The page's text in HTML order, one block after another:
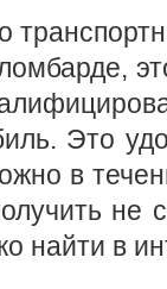
Это
в
не
найти в